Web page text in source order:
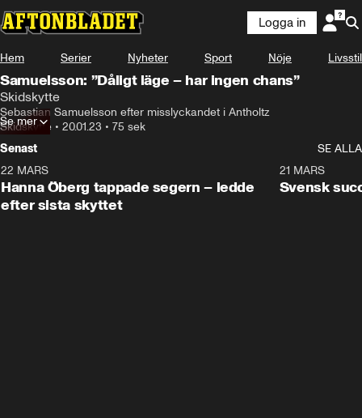
Logga in
Hem Serier Nyheter Sport Nöje Livsstil
Samuelsson: ”Dåligt läge – har ingen chans”
Skidskytte
Sebastian Samuelsson efter misslyckandet i Antholtz
Skidskytte • 20.01.23 • 75 sek
Se mer
Senast
SE ALLA
22 MARS
Hanna Öberg tappade segern – ledde
efter sista skyttet
21 MARS
Svensk